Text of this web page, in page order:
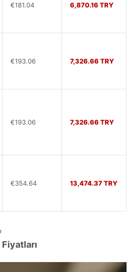
€181.04 6,870.16 TRY
€193.06 7,326.66 TRY
€193.06 7,326.66 TRY
€354.64 13,474.37 TRY